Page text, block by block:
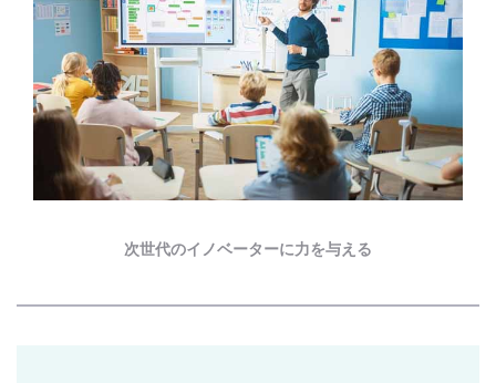
次世代のイノベーターに力を与える